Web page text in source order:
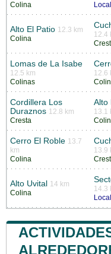
Colina
Alto El Patio 12.3 km
Colina
12.4
Lomas de La Isabe
12.5 km
Colinas
12.6
Cordillera Los
Duraznos 12.8 km
Cresta
Alto
13.1
Cerro El Roble 13.7
km
Colina
13.9
Alto Uvital 14 km
Colina
14.3